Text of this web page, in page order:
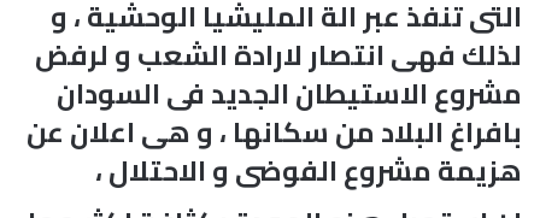
التى تنفذ عبر الة المليشيا الوحشية ، و
لذلك فهى انتصار لارادة الشعب و لرفض
مشروع الاستيطان الجديد فى السودان
بافراغ البلاد من سكانها ، و هى اعلان عن
هزيمة مشروع الفوضى و الاحتلال ،